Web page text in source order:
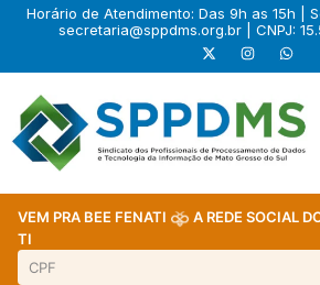
Horário de Atendimento: Das 9h as 15h |
secretaria@sppdms.org.br | CNPJ:
VEM PRA BEE FENATI
A REDE SOCIAL
TI